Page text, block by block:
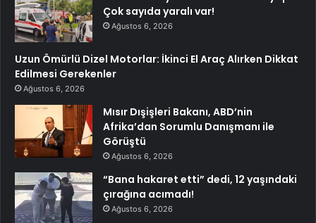
Çok sayıda yaralı var!
Ağustos 6, 2026
Uzun Ömürlü Dizel Motorlar: İkinci El Araç Alırken Dikkat
Edilmesi Gerekenler
Ağustos 6, 2026
Mısır Dışişleri Bakanı, ABD’nin
Afrika’dan Sorumlu Danışmanı ile
Görüştü
Ağustos 6, 2026
“Bana hakaret etti” dedi, 12 yaşındaki
çırağına acımadı!
Ağustos 6, 2026